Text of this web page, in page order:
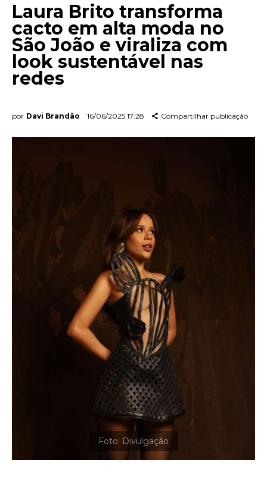
Contato
Laura Brito transforma
cacto em alta moda no
São João e viraliza com
look sustentável nas
redes
por Davi Brandão 16/06/2025 17:28 Compartilhar publicação